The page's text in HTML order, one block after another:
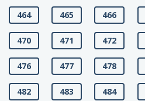
464 465 466
470 471 472
476 477 478
482 483 484